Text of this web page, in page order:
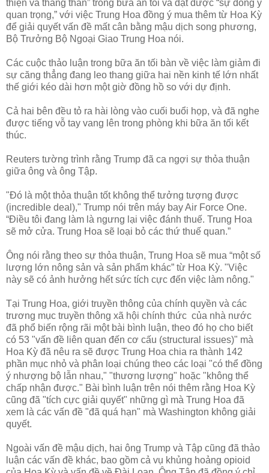
thiện và thẳng thắn” trong bữa ăn tối và đạt được “sự đồng ý
quan trọng,” với việc Trung Hoa đồng ý mua thêm từ Hoa Kỳ
để giải quyết vấn đề mất cân bằng mậu dịch song phương,
Bộ Trưởng Bộ Ngoại Giao Trung Hoa nói.
Các cuộc thảo luận trong bữa ăn tối bàn về việc làm giảm đi
sự căng thẳng đang leo thang giữa hai nền kinh tế lớn nhất
thế giới kéo dài hơn một giờ đồng hồ so với dự định.
Cả hai bên đều tỏ ra hài lòng vào cuối buổi họp, và đã nghe
được tiếng vỗ tay vang lên trong phòng khi bữa ăn tối kết
thúc.
Reuters tường trình rằng Trump đã ca ngợi sự thỏa thuận
giữa ông và ông Tập.
"Đó là một thỏa thuận tốt không thể tưởng tượng được
(incredible deal)," Trump nói trên máy bay Air Force One.
“Điều tôi đang làm là ngưng lại việc đánh thuế. Trung Hoa
sẽ mở cửa. Trung Hoa sẽ loại bỏ các thứ thuế quan.”
Ông nói rằng theo sự thỏa thuận, Trung Hoa sẽ mua “một số
lượng lớn nông sản và sản phẩm khác” từ Hoa Kỳ. "Việc
này sẽ có ảnh hưởng hết sức tích cực đến việc làm nông."
Tại Trung Hoa, giới truyền thông của chính quyền và các
trương mục truyền thông xã hội chính thức của nhà nước
đã phổ biến rộng rãi một bài bình luận, theo đó họ cho biết
có 53 "vấn đề liên quan đến cơ cấu (structural issues)" mà
Hoa Kỳ đã nêu ra sẽ được Trung Hoa chia ra thành 142
phần mục nhỏ và phân loại chúng theo các loại "có thể đồng
ý nhượng bộ lẫn nhau," "thương lượng" hoặc "không thể
chấp nhận được." Bài bình luận trên nói thêm rằng Hoa Kỳ
cũng đã "tích cực giải quyết" những gì mà Trung Hoa đã
xem là các vấn đề "đã quá hạn" mà Washington không giải
quyết.
Ngoài vấn đề mậu dịch, hai ông Trump và Tập cũng đã thảo
luận các vấn đề khác, bao gồm cả vụ khủng hoảng opioid